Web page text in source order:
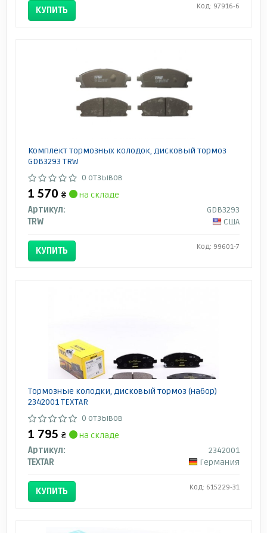
КУПИТЬ Код: 97916-6
Комплект тормозных колодок, дисковый тормоз
GDB3293 TRW
0 отзывов
1 570 ₴
на складе
Артикул:
GDB3293
TRW
США
КУПИТЬ Код: 99601-7
Тормозные колодки, дисковый тормоз (набор)
2342001 TEXTAR
0 отзывов
1 795 ₴
на складе
Артикул:
2342001
TEXTAR
Германия
КУПИТЬ Код: 615229-31